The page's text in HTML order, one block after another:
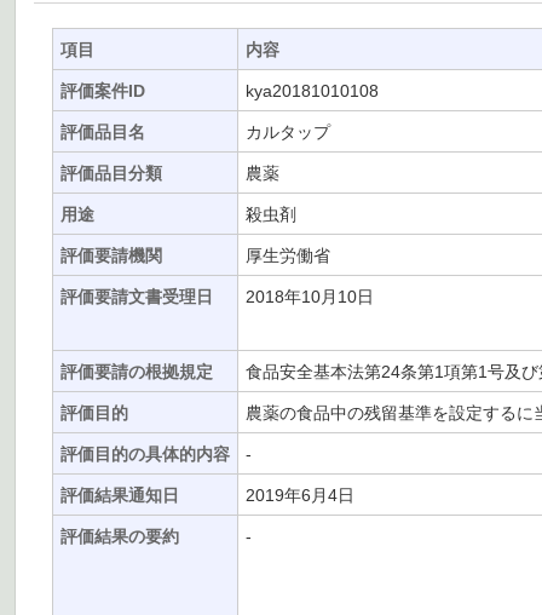
項目 内容
評価案件ID kya20181010108
評価品目名 カルタップ
評価品目分類 農薬
用途 殺虫剤
評価要請機関 厚生労働省
評価要請文書受理日 2018年10月10日
評価要請の根拠規定 食品安全基本法第24条第1項第1号及び
評価目的 農薬の食品中の残留基準を設定するに
評価目的の具体的内容 -
評価結果通知日 2019年6月4日
評価結果の要約 -